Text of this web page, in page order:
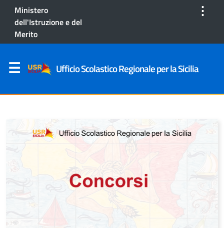
Ministero
dell'Istruzione e del
Merito
⋮
Ufficio Scolastico Regionale per la Sicilia